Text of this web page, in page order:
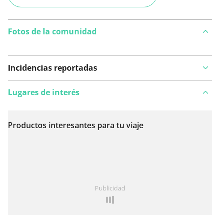
Fotos de la comunidad
Incidencias reportadas
Ver en el mapa
Lugares de interés
Productos interesantes para tu viaje
Publicidad